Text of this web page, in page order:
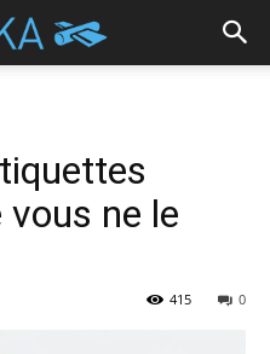
ne le
0
415